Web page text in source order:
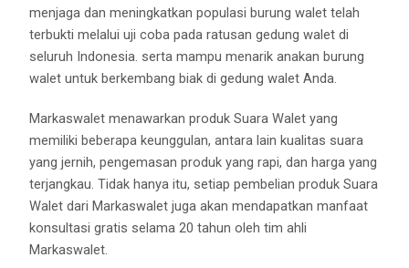
menjaga dan meningkatkan populasi burung walet telah
terbukti melalui uji coba pada ratusan gedung walet di
seluruh Indonesia. serta mampu menarik anakan burung
walet untuk berkembang biak di gedung walet Anda.
Markaswalet menawarkan produk Suara Walet yang
memiliki beberapa keunggulan, antara lain kualitas suara
yang jernih, pengemasan produk yang rapi, dan harga yang
terjangkau. Tidak hanya itu, setiap pembelian produk Suara
Walet dari Markaswalet juga akan mendapatkan manfaat
konsultasi gratis selama 20 tahun oleh tim ahli
Markaswalet.